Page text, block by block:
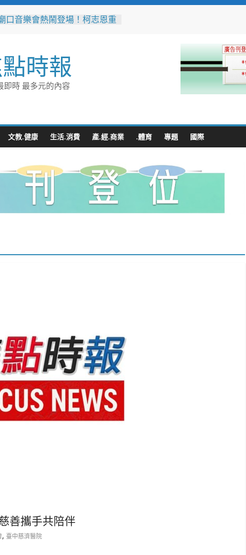
口音樂會熱鬧登場！柯志恩重
蜜上市！黃偉哲力推歸仁大目
迦，邀全民體驗採果樂兼做公
化市模範父親表揚活動
時報
即時 最多元的內容
文教.健康 生活.消費 產.經.商業 .體育 專題 國際
善攜手共陪伴
, 臺中慈濟醫院